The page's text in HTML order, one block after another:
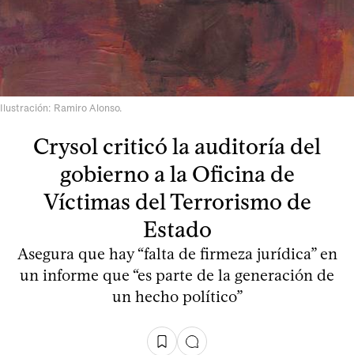
Ilustración: Ramiro Alonso.
Crysol criticó la auditoría del
gobierno a la Oficina de
Víctimas del Terrorismo de
Estado
Asegura que hay “falta de firmeza jurídica” en
un informe que “es parte de la generación de
un hecho político”